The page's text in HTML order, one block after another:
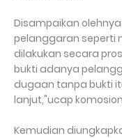
Disampaikan
pelanggaran seperti
dilakukan secara
bukti adanya
dugaan tanpa bukti
lanjut,"ucap
Kemudian